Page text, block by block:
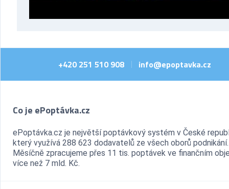
+420 251 510 908 info@epoptavka.cz
Co je ePoptávka.cz
ePoptávka.cz je největší poptávkový systém v České
který využívá 288 623 dodavatelů ze všech oborů podnikání.
Měsíčně zpracujeme přes 11 tis. poptávek ve finančním
více než 7 mld. Kč.